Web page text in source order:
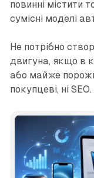
повинні містити
сумісні моделі
Не потрібно
двигуна, якщо в
або майже
покупцеві, ні SEO.